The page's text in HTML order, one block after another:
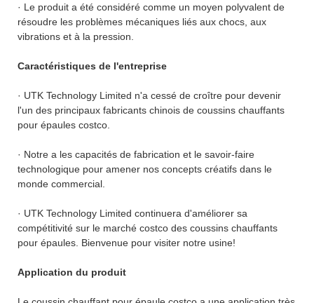
· Le produit a été considéré comme un moyen polyvalent de
résoudre les problèmes mécaniques liés aux chocs, aux
vibrations et à la pression.
Caractéristiques de l'entreprise
· UTK Technology Limited n'a cessé de croître pour devenir
l'un des principaux fabricants chinois de coussins chauffants
pour épaules costco.
· Notre a les capacités de fabrication et le savoir-faire
technologique pour amener nos concepts créatifs dans le
monde commercial.
· UTK Technology Limited continuera d'améliorer sa
compétitivité sur le marché costco des coussins chauffants
pour épaules. Bienvenue pour visiter notre usine!
Application du produit